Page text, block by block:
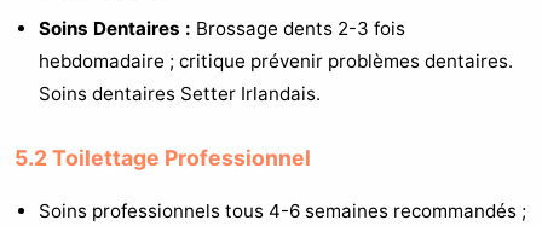
Soins Dentaires : Brossage dents 2-3 fois
hebdomadaire ; critique prévenir problèmes dentaires.
Soins dentaires Setter Irlandais.
5.2 Toilettage Professionnel
Soins professionnels tous 4-6 semaines recommandés ;